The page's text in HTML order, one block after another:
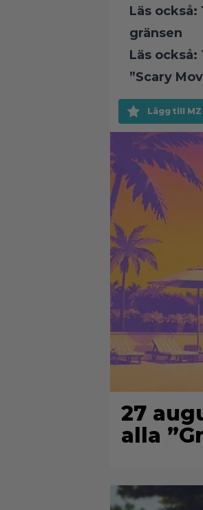
Läs också:
gränsen
Läs också:
”Scary
Lägg till
27
alla